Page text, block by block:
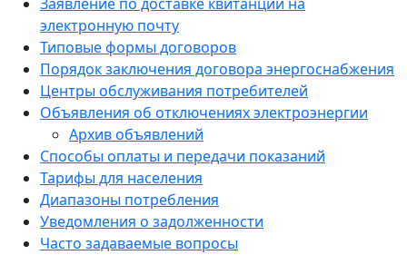
электронную почту
Типовые формы договоров
Порядок заключения договора энергоснабжения
Центры обслуживания потребителей
Объявления об отключениях электроэнергии
Архив объявлений
Способы оплаты и передачи показаний
Тарифы для населения
Диапазоны потребления
Уведомления о задолженности
Часто задаваемые вопросы